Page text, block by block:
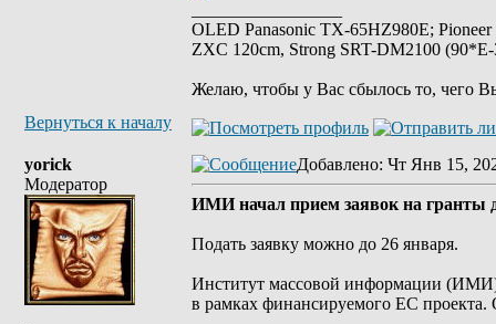
OLED Panasonic TX-65HZ980E;
ZXC 120cm, Strong SRT-DM2100
Желаю, чтобы у Вас сбылось то, чего
Вернуться к началу
yorick
Модератор
Добавлено: Чт Янв 15,
ИМИ начал прием заявок на гранты
Подать заявку можно до 26 января.
Институт массовой информации (ИМИ)
в рамках финансируемого ЕС